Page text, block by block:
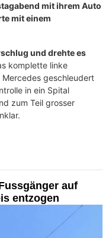
mit ihrem Auto
mit einem
und drehte es
komplette linke
geschleudert
in ein Spital
zum Teil grosser
auf
entzogen